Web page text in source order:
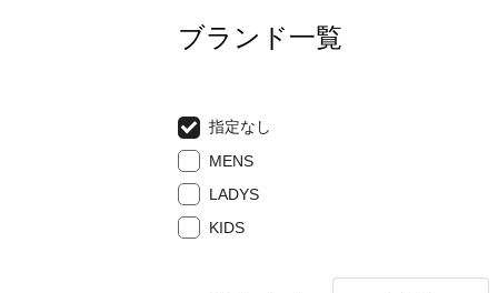
ブランド一覧
指定なし
MENS
LADYS
KIDS